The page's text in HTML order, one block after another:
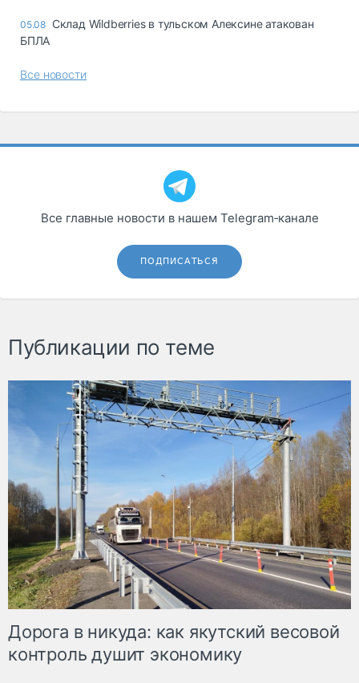
05.08 Склад Wildberries в тульском Алексине атакован
БПЛА
Все новости
Все главные новости в нашем Telegram‑канале
ПОДПИСАТЬСЯ
Публикации по теме
Дорога в никуда: как якутский весовой
контроль душит экономику